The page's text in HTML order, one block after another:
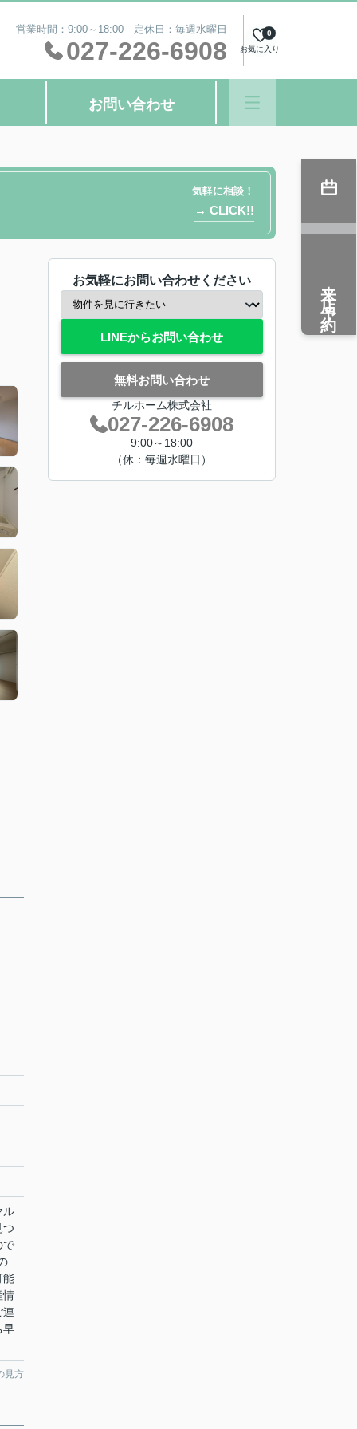
営業時間：9:00～18:00 定休日：毎週水曜日
027-226-6908 お気に入り
0
お問い合わせ
気軽に相談！
→ CLICK!!
ル
つ
で
能
情
連
早
見方
お気軽にお問い合わせください
LINEからお問い合わせ
無料お問い合わせ
チルホーム株式会社
027-226-6908
9:00～18:00
（休：毎週水曜日）
来店予約